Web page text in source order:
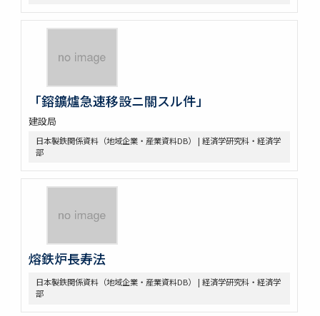
「鎔鑛爐急速移設ニ關スル件」
建設局
日本製鉄関係資料（地域企業・産業資料DB） | 経済学研究科・経済学
部
熔鉄炉長寿法
日本製鉄関係資料（地域企業・産業資料DB） | 経済学研究科・経済学
部